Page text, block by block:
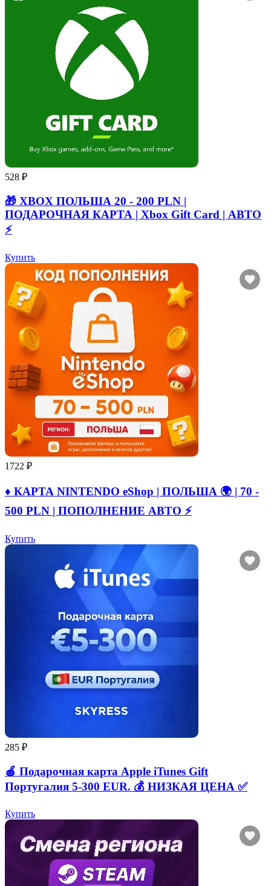
528 ₽
🎁 XBOX ПОЛЬША 20 - 200 PLN |
ПОДАРОЧНАЯ КАРТА | Xbox Gift Card | АВТО
⚡
Купить
1722 ₽
♦️ КАРТА NINTENDO eShop | ПОЛЬША 🌍 | 70 -
500 PLN | ПОПОЛНЕНИЕ АВТО ⚡
Купить
285 ₽
🍎 Подарочная карта Apple iTunes Gift
Португалия 5-300 EUR. 💰 НИЗКАЯ ЦЕНА ✅
Купить